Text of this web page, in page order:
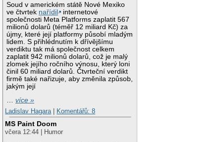
Soud v americkém státě Nové Mexiko
ve čtvrtek nařídil
internetové
společnosti Meta Platforms zaplatit 567
milionů dolarů (téměř 12 miliard Kč) za
újmy, které její platformy působí mladým
lidem. S přihlédnutím k dřívějšímu
verdiktu tak má společnost celkem
zaplatit 942 milionů dolarů, což je malý
zlomek jejího ročního výnosu, který loni
činil 60 miliard dolarů. Čtvrteční verdikt
firmě také nařizuje, aby změnila způsob,
jakým její
…více »
Ladislav Hagara
Komentářů: 8
MS Paint Doom
včera 12:44 | Humor